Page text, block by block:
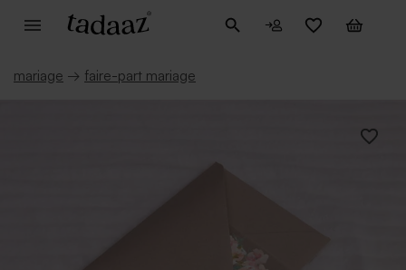
mariage → faire-part mariage